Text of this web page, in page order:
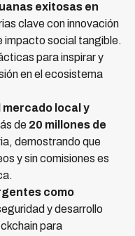
exitosas en
clave con innovación
impacto social tangible.
para inspirar y
en el ecosistema
local y
de 20 millones de
demostrando que
y sin comisiones es
como
y desarrollo
para